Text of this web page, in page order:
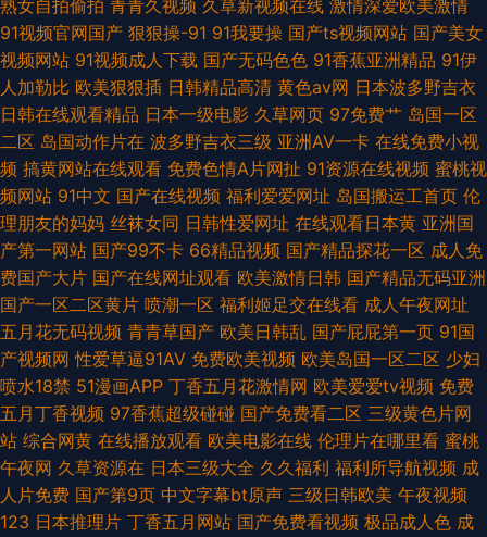
熟女自拍偷拍 青青久视频 久草新视频在线 激情深爱欧美激情
91视频官网国产 狠狠操-91 91我要操 国产ts视频网站 国产美女
视频网站 91视频成人下载 国产无码色色 91香蕉亚洲精品 91伊
人加勒比 欧美狠狠插 日韩精品高清 黄色av网 日本波多野吉衣
日韩在线观看精品 日本一级电影 久草网页 97免费艹 岛国一区
二区 岛国动作片在 波多野吉衣三级 亚洲AV一卡 在线免费小视
频 搞黄网站在线观看 免费色情A片网扯 91资源在线视频 蜜桃视
频网站 91中文 国产在线视频 福利爱爱网址 岛国搬运工首页 伦
理朋友的妈妈 丝袜女同 日韩性爱网址 在线观看日本黄 亚洲国
产第一网站 国产99不卡 66精品视频 国产精品探花一区 成人免
费国产大片 国产在线网址观看 欧美激情日韩 国产精品无码亚洲
国产一区二区黄片 喷潮一区 福利姬足交在线看 成人午夜网址
五月花无码视频 青青草国产 欧美日韩乱 国产屁屁第一页 91国
产视频网 性爱草逼91AV 免费欧美视频 欧美岛国一区二区 少妇
喷水18禁 51漫画APP 丁香五月花激情网 欧美爱爱tv视频 免费
五月丁香视频 97香蕉超级碰碰 国产免费看二区 三级黄色片网
站 综合网黄 在线播放观看 欧美电影在线 伦理片在哪里看 蜜桃
午夜网 久草资源在 日本三级大全 久久福利 福利所导航视频 成
人片免费 国产第9页 中文字幕bt原声 三级日韩欧美 午夜视频
123 日本推理片 丁香五月网站 国产免费看视频 极品成人色 成